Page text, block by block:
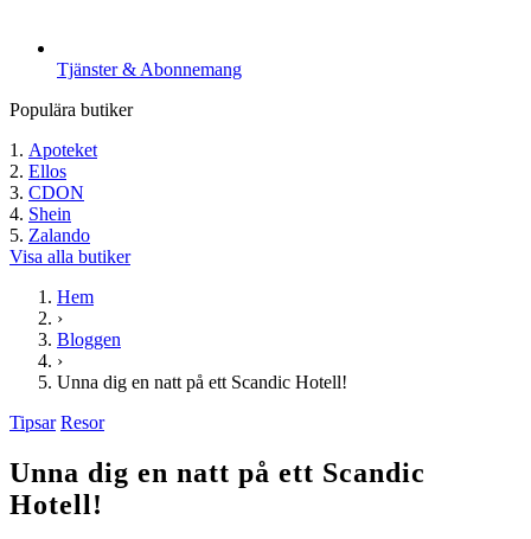
Tjänster & Abonnemang
Populära butiker
Apoteket
Ellos
CDON
Shein
Zalando
Visa alla butiker
Hem
›
Bloggen
›
Unna dig en natt på ett Scandic Hotell!
Tipsar Resor
Unna dig en natt på ett Scandic
Hotell!